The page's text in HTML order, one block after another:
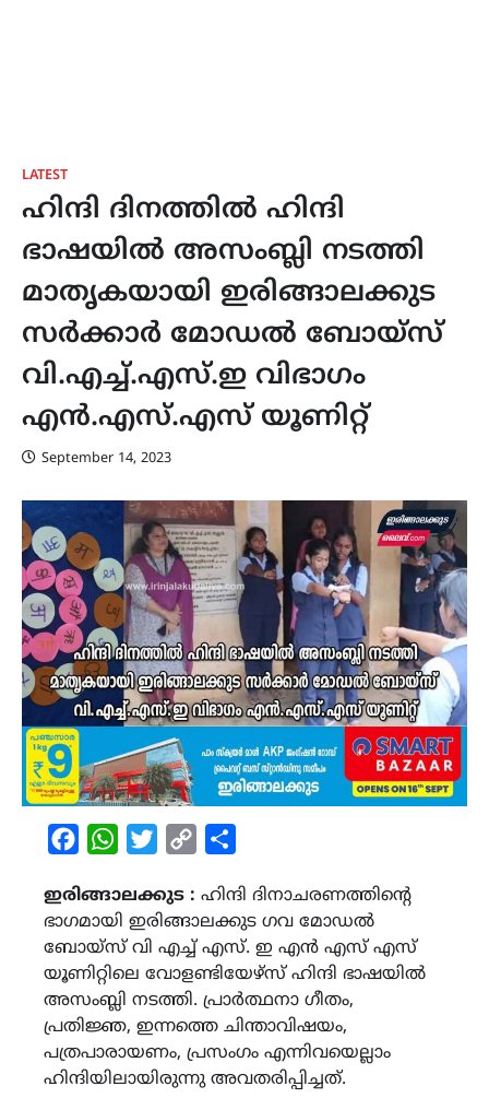
LATEST
ഹിന്ദി ദിനത്തിൽ ഹിന്ദി
ഭാഷയിൽ അസംബ്ലി നടത്തി
മാതൃകയായി ഇരിങ്ങാലക്കുട
സർക്കാർ മോഡൽ ബോയ്സ്
വി.എച്ച്.എസ്.ഇ വിഭാഗം
എൻ.എസ്.എസ് യൂണിറ്റ്
September 14, 2023
FacebookWhatsAppTwitterCopy
ഇരിങ്ങാലക്കുട : ഹിന്ദി ദിനാചരണത്തിന്റെ
ഭാഗമായി ഇരിങ്ങാലക്കുട ഗവ മോഡൽ
ബോയ്സ് വി എച്ച് എസ്. ഇ എൻ എസ് എസ്
യൂണിറ്റിലെ വോളണ്ടിയേഴ്സ് ഹിന്ദി ഭാഷയിൽ
അസംബ്ലി നടത്തി. പ്രാർത്ഥനാ ഗീതം,
പ്രതിജ്ഞ, ഇന്നത്തെ ചിന്താവിഷയം,
പത്രപാരായണം, പ്രസംഗം എന്നിവയെല്ലാം
ഹിന്ദിയിലായിരുന്നു അവതരിപ്പിച്ചത്.